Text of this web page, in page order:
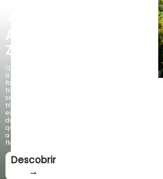
AGAPANTHUS
ZAMBEZI
Quando
a
folhagem
torna-
se
tão
espetacular
do
que
a
floração!
Descobrir
→